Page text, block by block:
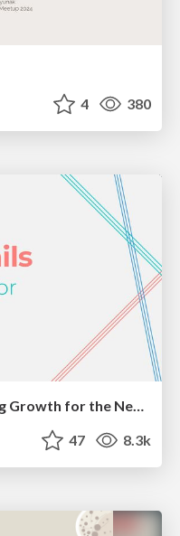
4 380
The Success of Rails: Ensuring Growth for the Next 100 Years
47 8.3k